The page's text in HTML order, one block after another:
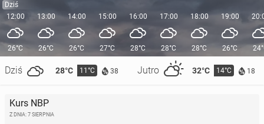
Dziś
12:00
26°C
Dziś 28°C 11°C 38 Jutro 32°C 14°C 18
13:00
26°C
14:00
26°C
15:00
27°C
16:00
28°C
17:00
28°C
18:00
28°C
19:00
26°C
Kurs NBP
Z DNIA: 7 SIERPNIA